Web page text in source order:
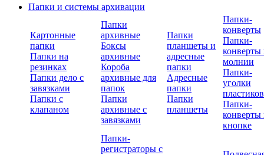
Папки и системы архивации
Картонные
папки
Папки на
резинках
Папки дело с
завязками
Папки с
клапаном
Папки
архивные
Боксы
архивные
Короба
архивные для
папок
Папки
архивные с
завязками
Папки
планшеты и
адресные
папки
Адресные
папки
Папки
планшеты
Папки-
конверты
Папки-
конверты
молнии
Папки-
уголки
Папки-
конверты
кнопке
Папки-
регистраторы с